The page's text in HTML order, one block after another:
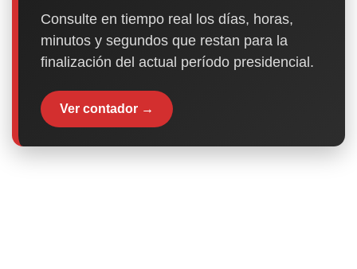
Consulte en tiempo real los días, horas,
minutos y segundos que restan para la
finalización del actual período presidencial.
Ver contador →